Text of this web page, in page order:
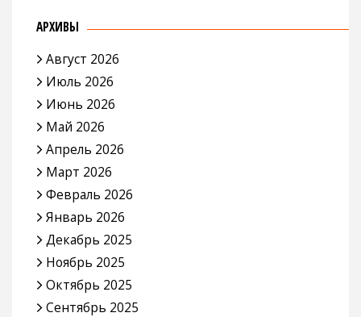
АРХИВЫ
Август 2026
Июль 2026
Июнь 2026
Май 2026
Апрель 2026
Март 2026
Февраль 2026
Январь 2026
Декабрь 2025
Ноябрь 2025
Октябрь 2025
Сентябрь 2025